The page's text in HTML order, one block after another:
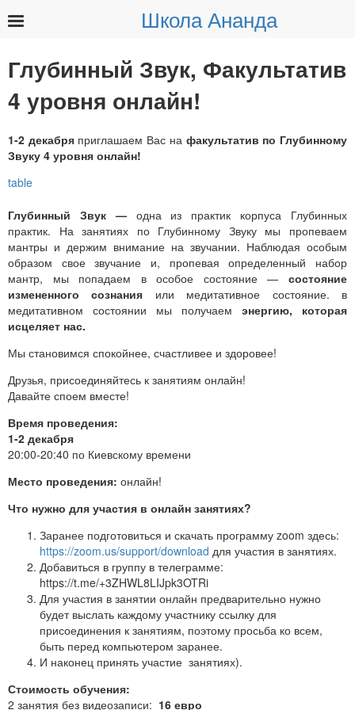
Школа Ананда
Глубинный Звук, Факультатив
4 уровня онлайн!
1-2 декабря приглашаем Вас на факультатив по Глубинному
Звуку 4 уровня онлайн!
Глубинный Звук — одна из практик корпуса Глубинных
практик. На занятиях по Глубинному Звуку мы пропеваем
мантры и держим внимание на звучании. Наблюдая особым
образом свое звучание и, пропевая определенный набор
мантр, мы попадаем в особое состояние — состояние
измененного сознания или медитативное состояние. в
медитативном состоянии мы получаем энергию, которая
исцеляет нас.
Мы становимся спокойнее, счастливее и здоровее!
Друзья, присоединяйтесь к занятиям онлайн!
Давайте споем вместе!
Время проведения:
1-2 декабря
20:00-20:40 по Киевскому времени
Место проведения: онлайн!
Что нужно для участия в онлайн занятиях?
Заранее подготовиться и скачать программу zoom здесь:
https://zoom.us/support/download для участия в занятиях.
Добавиться в группу в телеграмме:
https://t.me/+3ZHWL8LIJpk3OTRi
Для участия в занятии онлайн предварительно нужно
будет выслать каждому участнику ссылку для
присоединения к занятиям, поэтому просьба ко всем,
быть перед компьютером заранее.
И наконец принять участие занятиях).
Стоимость обучения:
2 занятия без видеозаписи: 16 евро